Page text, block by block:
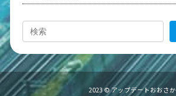
2023 © アップデートおおさか